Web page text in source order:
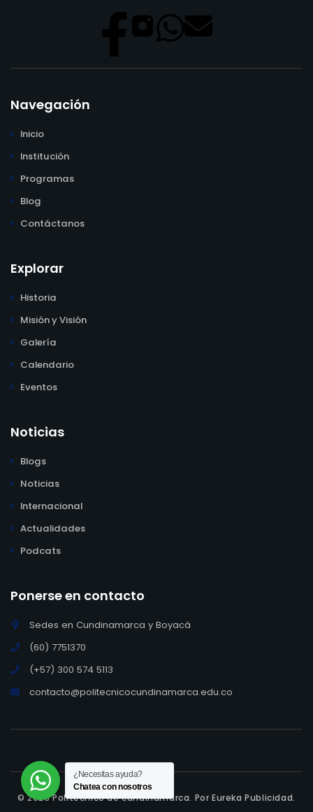
Navegación
Inicio
Institución
Programas
Blog
Contáctanos
Explorar
Historia
Misión y Visión
Galería
Calendario
Eventos
Noticias
Blogs
Noticias
Internacional
Actualidades
Podcats
Ponerse en contacto
Sedes en Cundinamarca y Boyacá
(60) 7751370
(+57) 300 574 5113
contacto@politecnicocundinamarca.edu.co
© 2026 Politécnico de cundinamarca. Por Eureka Publicidad.
¿Necesitas ayuda?
Chatea con nosotros